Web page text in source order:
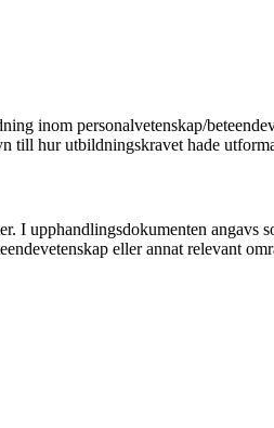
inom personalvetenskap/
hur utbildningskravet hade
I upphandlingsdokumenten angavs
eller annat relevant